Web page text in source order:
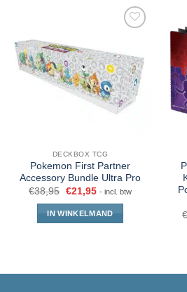
DECKBOX TCG
Pokemon First Partner
Accessory Bundle Ultra Pro
€38,95 €21,95 - incl. btw
IN WINKELMAND